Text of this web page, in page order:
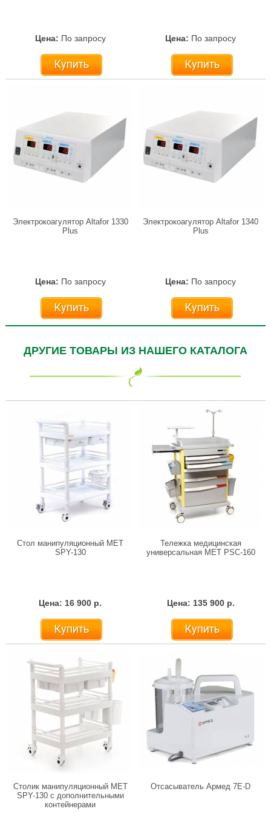
Цена: По запросу
Купить
Цена: По запросу
Купить
Электрокоагулятор Altafor 1330
Plus
Цена: По запросу
Купить
Электрокоагулятор Altafor 1340
Plus
Цена: По запросу
Купить
ДРУГИЕ ТОВАРЫ ИЗ НАШЕГО КАТАЛОГА
Стол манипуляционный МЕТ
SPY-130
Цена: 16 900 р.
Купить
Тележка медицинская
универсальная MET PSC-160
Цена: 135 900 р.
Купить
Столик манипуляционный МЕТ
SPY-130 с дополнительными
контейнерами
Отсасыватель Армед 7E-D